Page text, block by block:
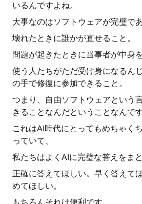
いるんですよね。
大事なのはソフトウェアが完璧で
壊れたときに誰かが直せること。
問題が起きたときに当事者が中身
使う人たちがただ受け身になるん
の手で修復に参加できること。
つまり、自由ソフトウェアという
きることなんだということなんです
これはAI時代にとってもめちゃく
っていて、
私たちはよくAIに完璧な答えをまと
正確に答えてほしい。早く答えて
めてほしい。